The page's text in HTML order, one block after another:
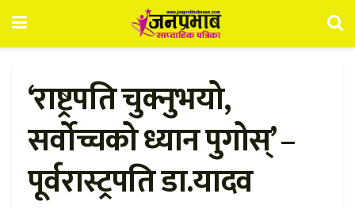
‘राष्ट्रपति चुक्नुभयो,
सर्वोच्चको ध्यान पुगोस्’ –
पूर्वरास्ट्रपति डा.यादव